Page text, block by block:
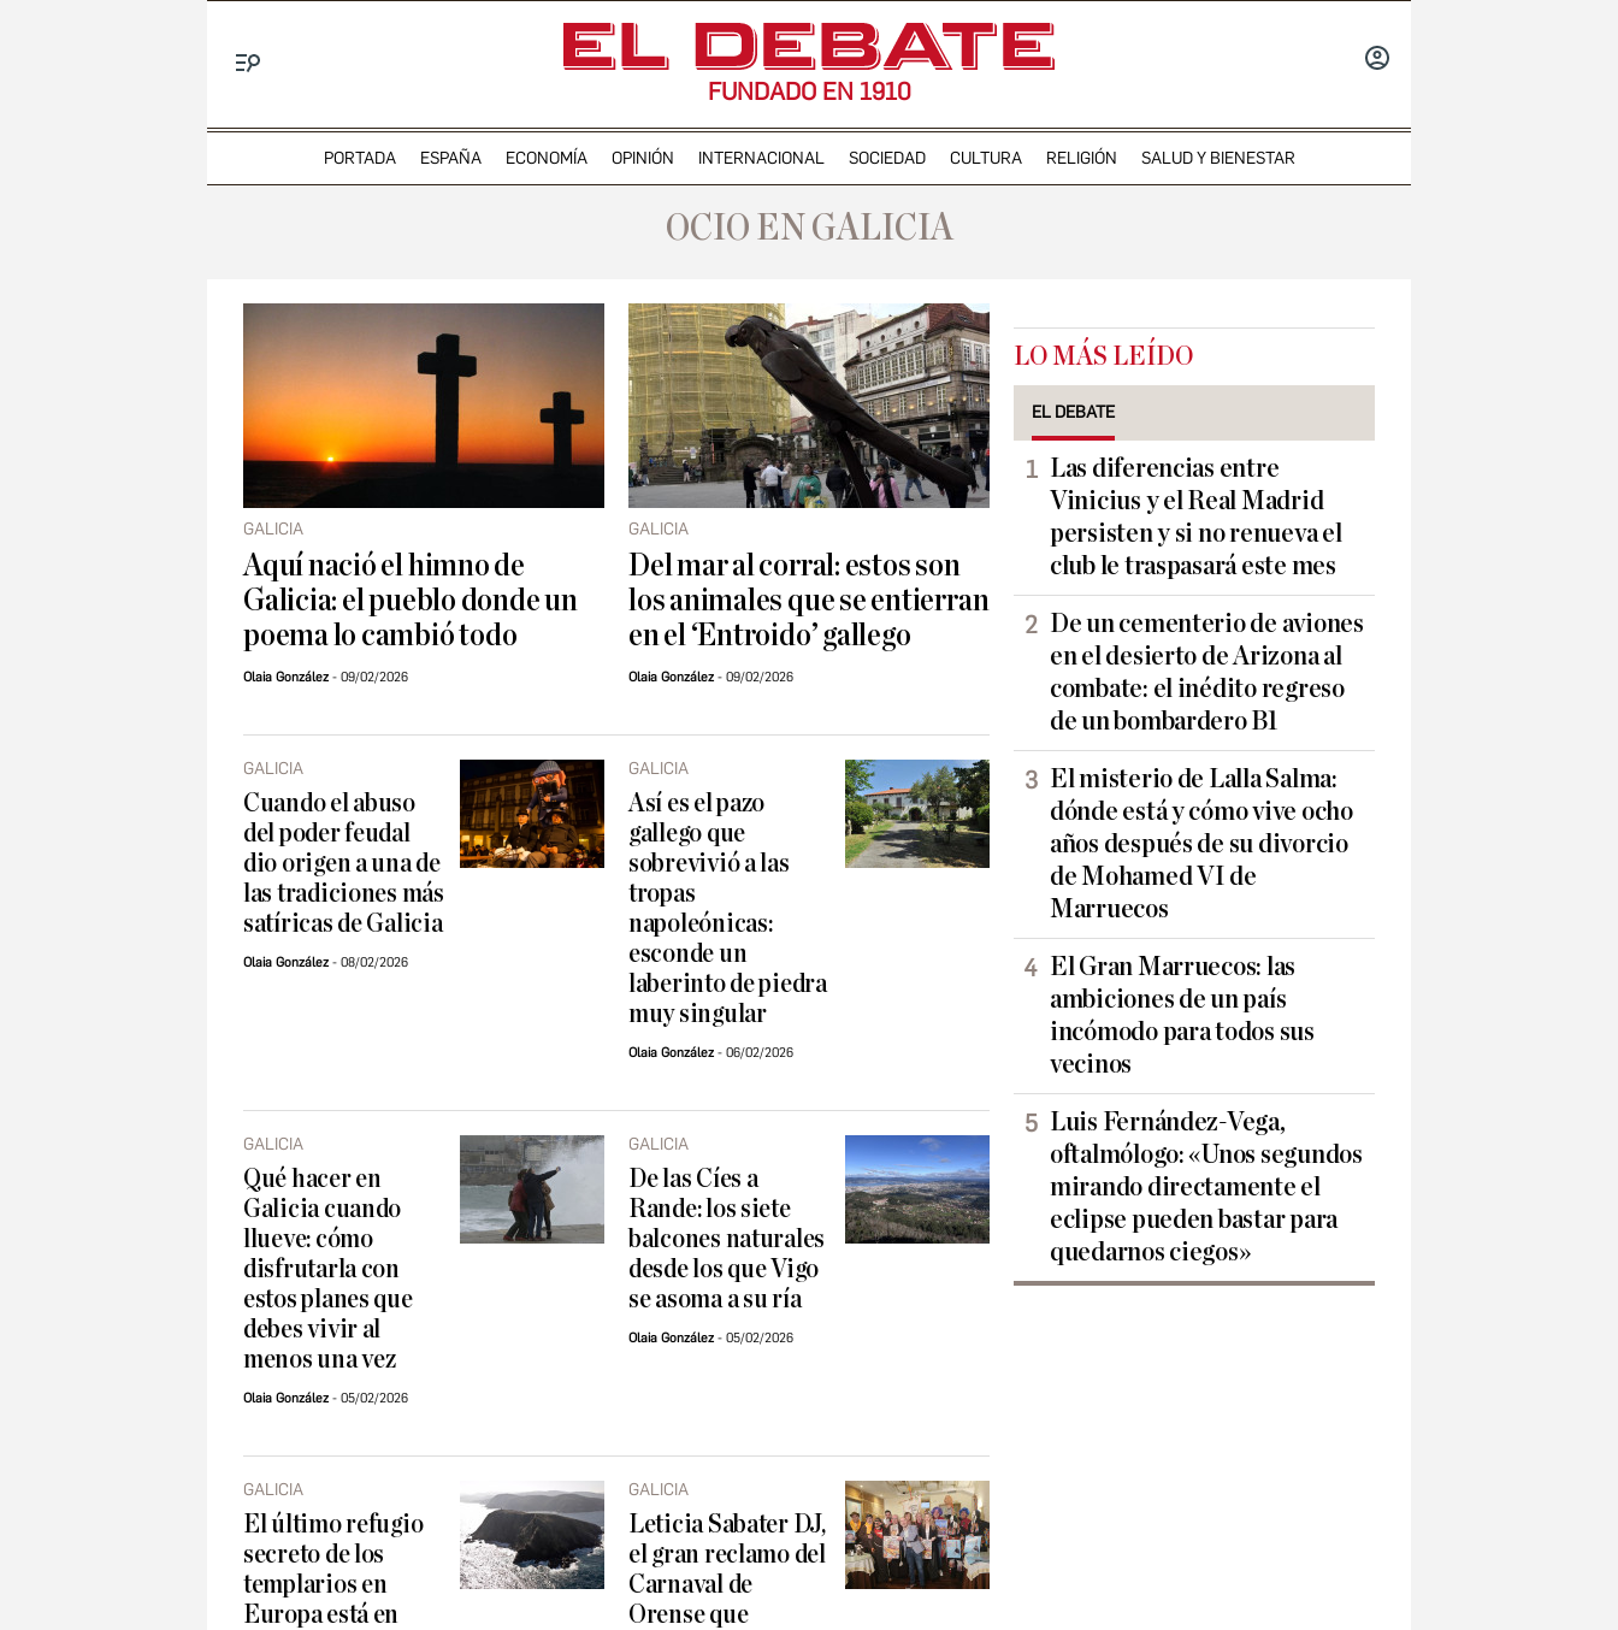
FUNDADO EN 1910
PORTADA ESPAÑA ECONOMÍA OPINIÓN INTERNACIONAL SOCIEDAD CULTURA RELIGIÓN SALUD Y BIENESTAR
OCIO EN GALICIA
GALICIA
Aquí nació el himno de
Galicia: el pueblo donde un
poema lo cambió todo
Olaia González 09/02/2026
GALICIA
Del mar al corral: estos son
los animales que se entierran
en el ‘Entroido’ gallego
Olaia González 09/02/2026
GALICIA
Cuando el abuso
del poder feudal
dio origen a una de
las tradiciones más
satíricas de Galicia
Olaia González 08/02/2026
GALICIA
Así es el pazo
gallego que
sobrevivió a las
tropas
napoleónicas:
esconde un
laberinto de piedra
muy singular
Olaia González 06/02/2026
GALICIA
Qué hacer en
Galicia cuando
llueve: cómo
disfrutarla con
estos planes que
debes vivir al
menos una vez
Olaia González 05/02/2026
GALICIA
De las Cíes a
Rande: los siete
balcones naturales
desde los que Vigo
se asoma a su ría
Olaia González 05/02/2026
GALICIA
El último refugio
secreto de los
templarios en
Europa está en
GALICIA
Leticia Sabater DJ,
el gran reclamo del
Carnaval de
Orense que
LO MÁS LEÍDO
EL DEBATE
Las diferencias entre
Vinicius y el Real Madrid
persisten y si no renueva el
club le traspasará este mes
De un cementerio de aviones
en el desierto de Arizona al
combate: el inédito regreso
de un bombardero B1
El misterio de Lalla Salma:
dónde está y cómo vive ocho
años después de su divorcio
de Mohamed VI de
Marruecos
El Gran Marruecos: las
ambiciones de un país
incómodo para todos sus
vecinos
Luis Fernández-Vega,
oftalmólogo: «Unos segundos
mirando directamente el
eclipse pueden bastar para
quedarnos ciegos»